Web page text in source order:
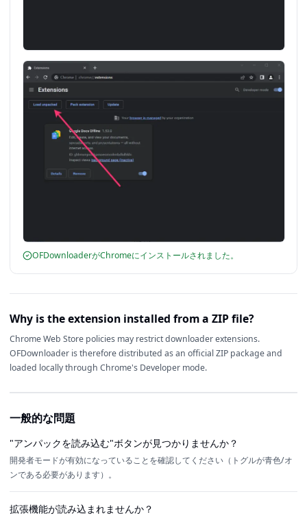
OFDownloaderがChromeにインストールされました。
Why is the extension installed from a ZIP file?
Chrome Web Store policies may restrict downloader extensions.
OFDownloader is therefore distributed as an official ZIP package and
loaded locally through Chrome's Developer mode.
一般的な問題
"アンパックを読み込む"ボタンが見つかりませんか？
開発者モードが有効になっていることを確認してください（トグルが青色/オ
ンである必要があります）。
拡張機能が読み込まれませんか？